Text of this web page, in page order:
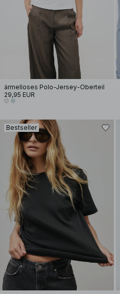
ärmelloses Polo-Jersey-Oberteil
29,95 EUR
Bestseller